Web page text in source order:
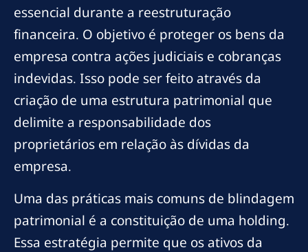
essencial durante a reestruturação
financeira. O objetivo é proteger os bens da
empresa contra ações judiciais e cobranças
indevidas. Isso pode ser feito através da
criação de uma estrutura patrimonial que
delimite a responsabilidade dos
proprietários em relação às dívidas da
empresa.
Uma das práticas mais comuns de blindagem
patrimonial é a constituição de uma holding.
Essa estratégia permite que os ativos da